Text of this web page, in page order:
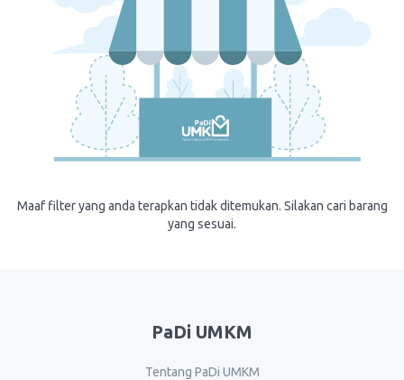
Maaf filter yang anda terapkan tidak ditemukan. Silakan cari barang
yang sesuai.
PaDi UMKM
Tentang PaDi UMKM